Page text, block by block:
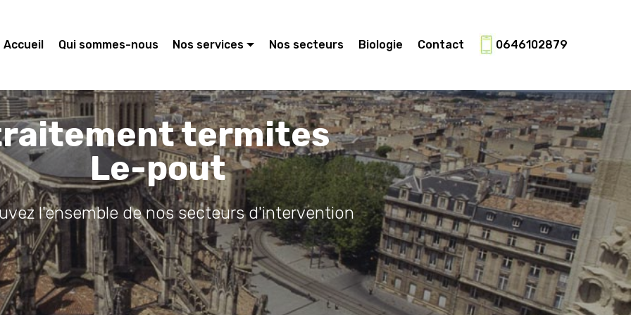
Accueil Qui sommes-nous Nos services Nos secteurs Biologie Contact 0646102879
termites
Le-pout
l'ensemble de nos secteurs d'intervention